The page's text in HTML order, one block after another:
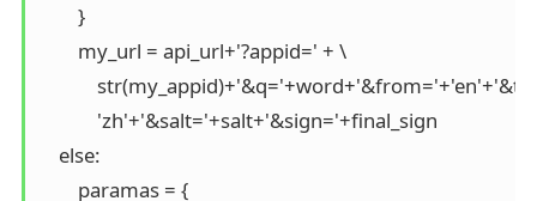
        }
        my_url = api_url+'?appid=' + \
            'zh'+'&salt='+salt+'&sign='+final_sign
    else:
        paramas = {